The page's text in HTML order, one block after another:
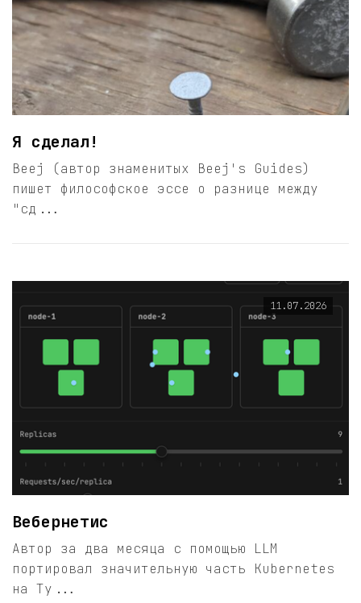
Я сделал!
Beej (автор знаменитых Beej's Guides)
пишет философское эссе о разнице между
"сд...
11.07.2026
Вебернетис
Автор за два месяца с помощью LLM
портировал значительную часть Kubernetes
на Ty...